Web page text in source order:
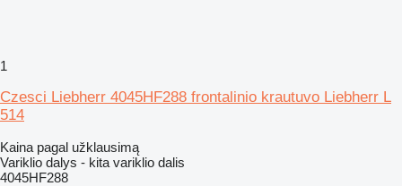
1
Czesci Liebherr 4045HF288 frontalinio krautuvo Liebherr L
514
Kaina pagal užklausimą
Variklio dalys - kita variklio dalis
4045HF288